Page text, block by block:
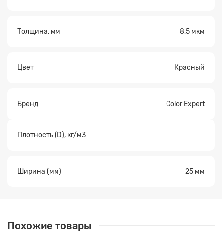
Толщина, мм 8,5 мкм
Цвет Красный
Бренд Color Expert
Плотность (D), кг/м3
Ширина (мм) 25 мм
Похожие товары